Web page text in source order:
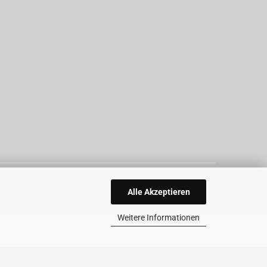
Alle Akzeptieren
Weitere Informationen